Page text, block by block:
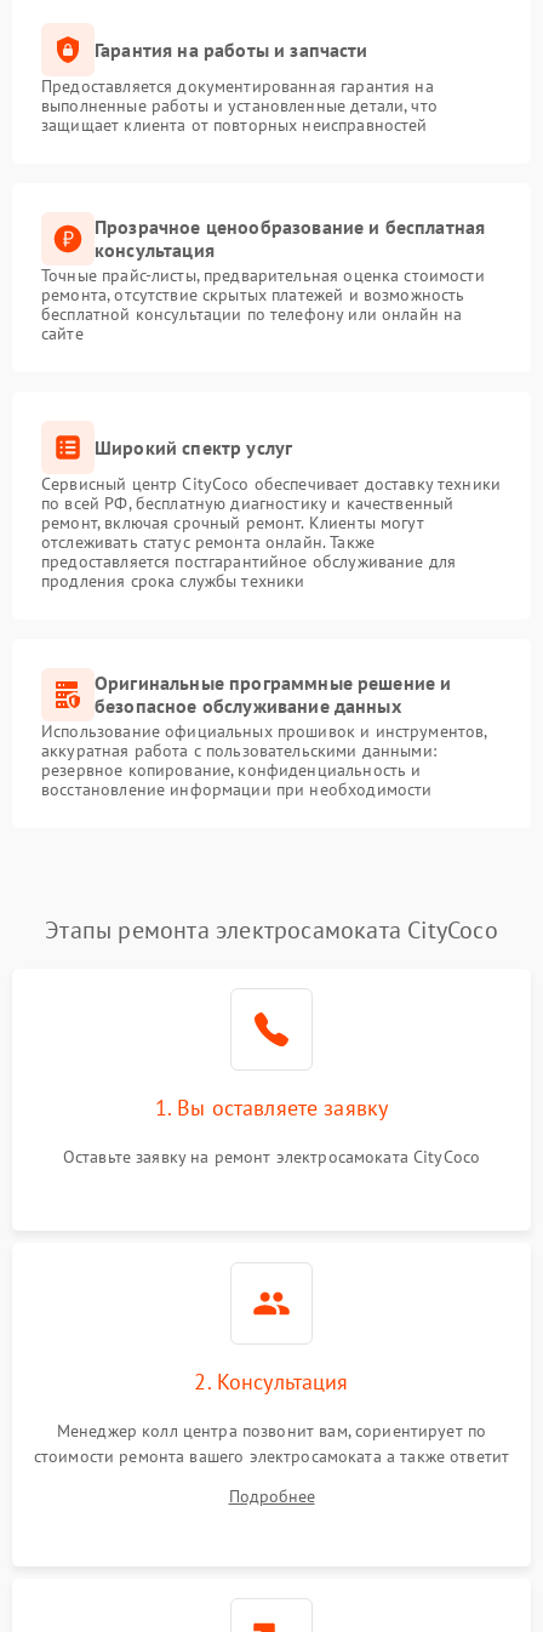
Гарантия на работы и запчасти
Предоставляется документированная гарантия на
выполненные работы и установленные детали, что
защищает клиента от повторных неисправностей
Прозрачное ценообразование и бесплатная
консультация
Точные прайс-листы, предварительная оценка стоимости
ремонта, отсутствие скрытых платежей и возможность
бесплатной консультации по телефону или онлайн на
сайте
Широкий спектр услуг
Сервисный центр CityCoco обеспечивает доставку техники
по всей РФ, бесплатную диагностику и качественный
ремонт, включая срочный ремонт. Клиенты могут
отслеживать статус ремонта онлайн. Также
предоставляется постгарантийное обслуживание для
продления срока службы техники
Оригинальные программные решение и
безопасное обслуживание данных
Использование официальных прошивок и инструментов,
аккуратная работа с пользовательскими данными:
резервное копирование, конфиденциальность и
восстановление информации при необходимости
Этапы ремонта электросамоката CityCoco
1. Вы оставляете заявку
Оставьте заявку на ремонт электросамоката CityCoco
2. Консультация
Менеджер колл центра позвонит вам, сориентирует по
стоимости ремонта вашего электросамоката а также ответит
Подробнее